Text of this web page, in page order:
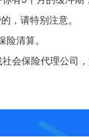
，请特别注意。
清算。
会保险代理公司